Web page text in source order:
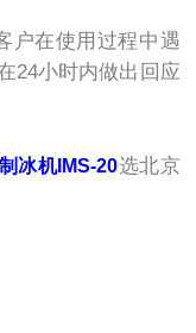
户在使用过程中遇
24小时内做出回应
冰机IMS-20选北京